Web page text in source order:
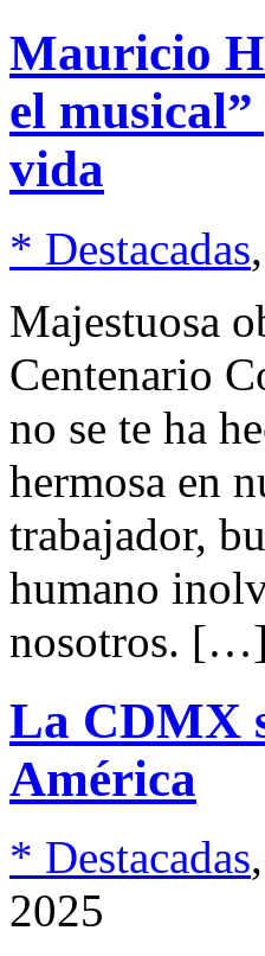
Mauricio
el
vida
* Destacadas,
Majestuosa
Centenario
no se te ha
hermosa en
trabajador,
humano
nosotros. […]
La CDMX
América
* Destacadas,
2025